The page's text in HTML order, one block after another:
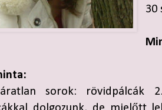
30
sorok: rövidpálcák